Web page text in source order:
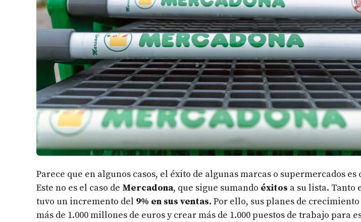
Parece que en algunos casos, el éxito de algunas marcas o supermercados es
Este no es el caso de Mercadona, que sigue sumando éxitos a su lista. Tanto
tuvo un incremento del 9% en sus ventas. Por ello, sus planes de
más de 1.000 millones de euros y crear más de 1.000 puestos de trabajo para